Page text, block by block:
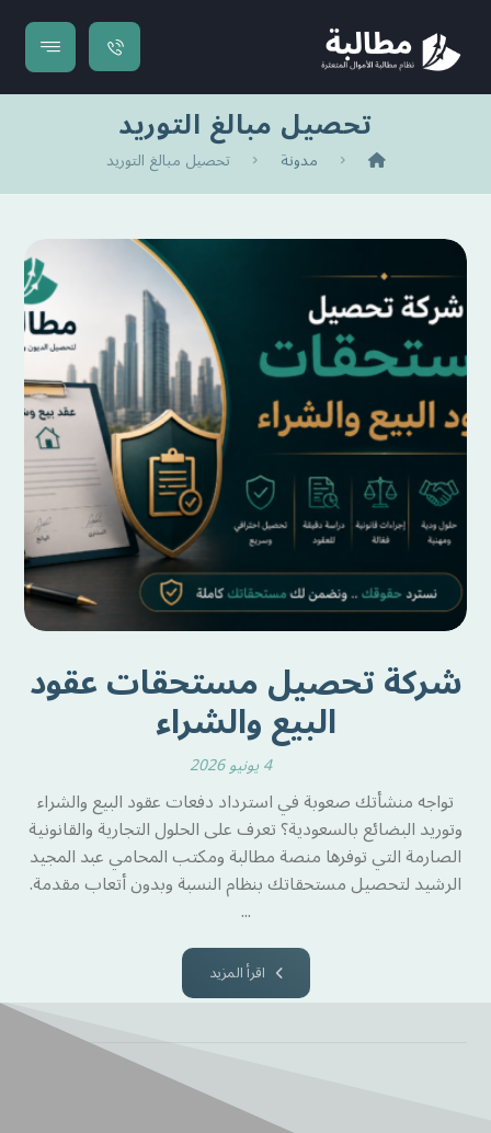
تحصيل مبالغ التوريد
مدونة تحصيل مبالغ التوريد
شركة تحصيل مستحقات عقود
البيع والشراء
4 يونيو 2026
تواجه منشأتك صعوبة في استرداد دفعات عقود البيع والشراء
وتوريد البضائع بالسعودية؟ تعرف على الحلول التجارية والقانونية
الصارمة التي توفرها منصة مطالبة ومكتب المحامي عبد المجيد
الرشيد لتحصيل مستحقاتك بنظام النسبة وبدون أتعاب مقدمة.
...
اقرأ المزيد